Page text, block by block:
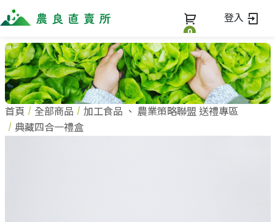
0
登入
全部商品
全部商品
當季優質水果專區
鳳梨專區
最新消息
商家一覽
首頁 全部商品 加工食品 、 農業策略聯盟 送禮專區
典藏四合一禮盒